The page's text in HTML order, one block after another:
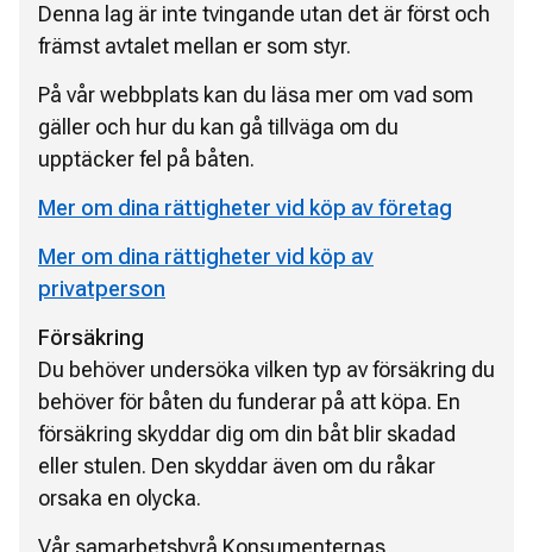
Denna lag är inte tvingande utan det är först och
främst avtalet mellan er som styr.
På vår webbplats kan du läsa mer om vad som
gäller och hur du kan gå tillväga om du
upptäcker fel på båten.
Mer om dina rättigheter vid köp av företag
Mer om dina rättigheter vid köp av
privatperson
Försäkring
Du behöver undersöka vilken typ av försäkring du
behöver för båten du funderar på att köpa. En
försäkring skyddar dig om din båt blir skadad
eller stulen. Den skyddar även om du råkar
orsaka en olycka.